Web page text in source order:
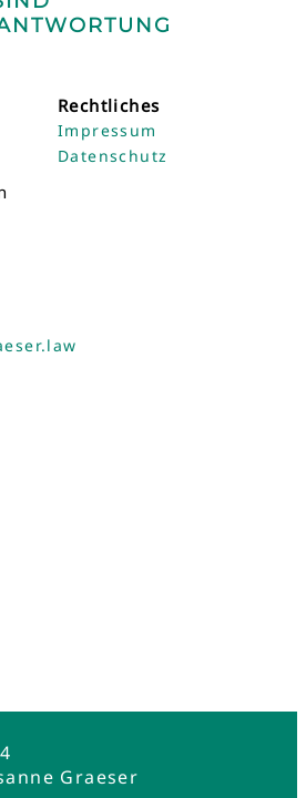
Rechtliches
Impressum
Datenschutz
Graeser